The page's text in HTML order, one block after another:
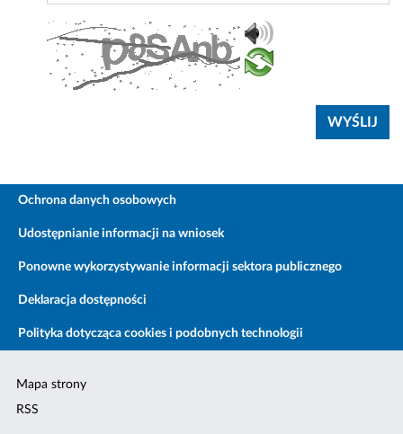
Ochrona danych osobowych
Udostępnianie informacji na wniosek
Ponowne wykorzystywanie informacji sektora publicznego
Deklaracja dostępności
Polityka dotycząca cookies i podobnych technologii
Mapa strony
RSS